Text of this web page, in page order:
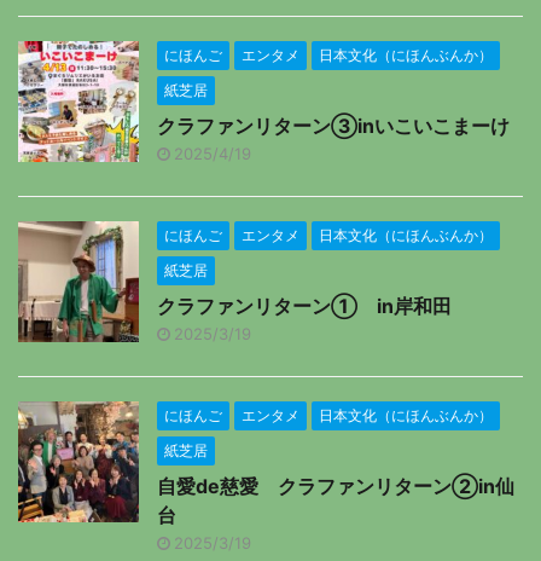
にほんご エンタメ
日本文化（にほんぶんか）
紙芝居
クラファンリターン③inいこいこまーけ
2025/4/19
にほんご エンタメ
日本文化（にほんぶんか）
紙芝居
クラファンリターン① in岸和田
2025/3/19
にほんご エンタメ
日本文化（にほんぶんか）
紙芝居
自愛de慈愛 クラファンリターン②in仙
台
2025/3/19